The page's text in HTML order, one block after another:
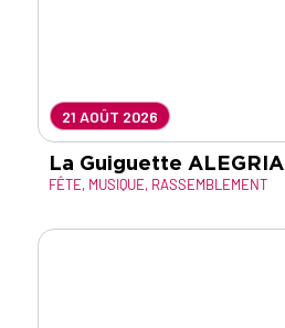
21 AOÛT 2026
La Guiguette ALEGRIA
FÊTE, MUSIQUE, RASSEMBLEMENT